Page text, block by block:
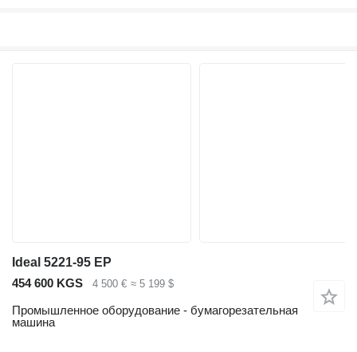
Ideal 5221-95 EP
454 600 KGS
4 500 € ≈ 5 199 $
Промышленное оборудование - бумагорезательная
машина